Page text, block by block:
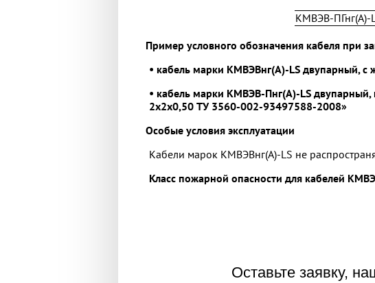
КМВЭВ-ПГнг(А)-
Пример условного обозначения кабеля при
• кабель марки КМВЭВнг(А)-LS двупарный,
• кабель марки КМВЭВ-Пнг(А)-LS
2x2x0,50 ТУ 3560-002-93497588-2008»
Особые условия эксплуатации
Кабели марок КМВЭВнг(А)-LS не
Класс пожарной опасности для кабелей
Оставьте заявку,